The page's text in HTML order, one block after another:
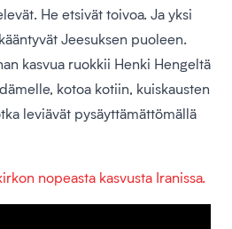
He etsivät toivoa. Ja yksi
Jeesuksen puoleen.
kasvua ruokkii Henki Hengeltä
kotoa kotiin, kuiskausten
leviävät pysäyttämättömällä
nopeasta kasvusta Iranissa.